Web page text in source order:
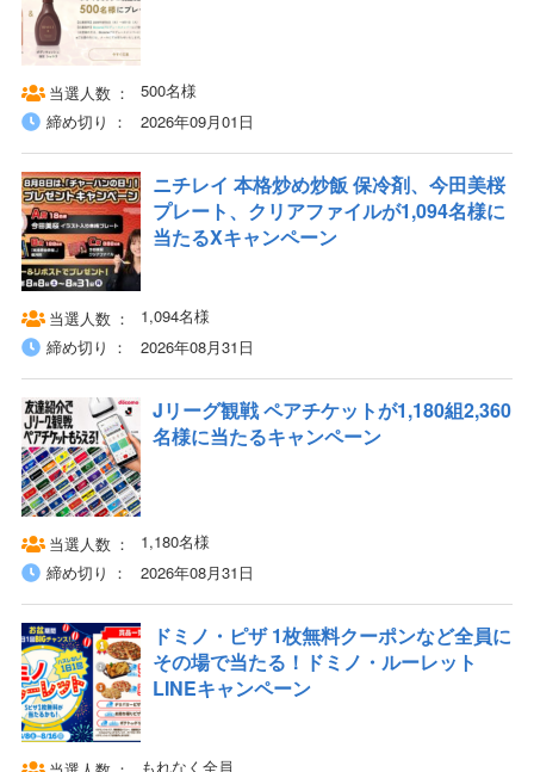
当選人数
500名様
締め切り
2026年09月01日
ニチレイ 本格炒め炒飯 保冷剤、今田美桜
プレート、クリアファイルが1,094名様に
当たるXキャンペーン
当選人数
1,094名様
締め切り
2026年08月31日
Jリーグ観戦 ペアチケットが1,180組2,360
名様に当たるキャンペーン
当選人数
1,180名様
締め切り
2026年08月31日
ドミノ・ピザ 1枚無料クーポンなど全員に
その場で当たる！ドミノ・ルーレット
LINEキャンペーン
もれなく全員